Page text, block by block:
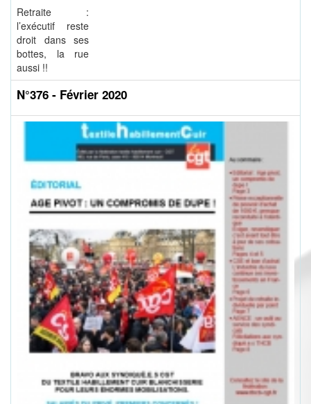
Retraite :
l’exécutif reste
droit dans ses
bottes, la rue
aussi !!
N°376 - Février 2020